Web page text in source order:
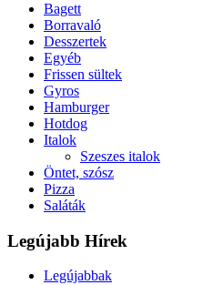
Bagett
Borravaló
Desszertek
Egyéb
Frissen sültek
Gyros
Hamburger
Hotdog
Italok
Szeszes italok
Öntet, szósz
Pizza
Saláták
Legújabb Hírek
Legújabbak